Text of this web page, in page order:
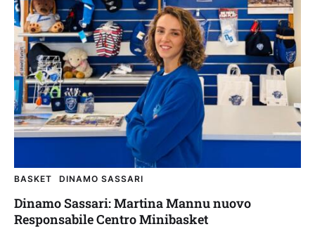
BASKET DINAMO SASSARI
Dinamo Sassari: Martina Mannu nuovo
Responsabile Centro Minibasket